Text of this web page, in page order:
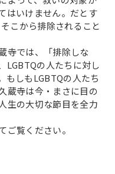
はいけません。だとす
こから排除されること
寺では、「排除しな
LGBTQの人たちに対し
もしもLGBTQの人たち
蔵寺は今・まさに目の
生の大切な節目を全力
ご覧ください。